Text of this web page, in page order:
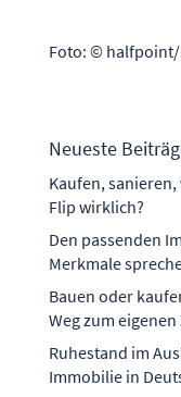
Foto: ©
Neueste
Kaufen,
Flip wirklich?
Den passenden
Merkmale
Bauen oder
Weg zum
Ruhestand im
Immobilie in